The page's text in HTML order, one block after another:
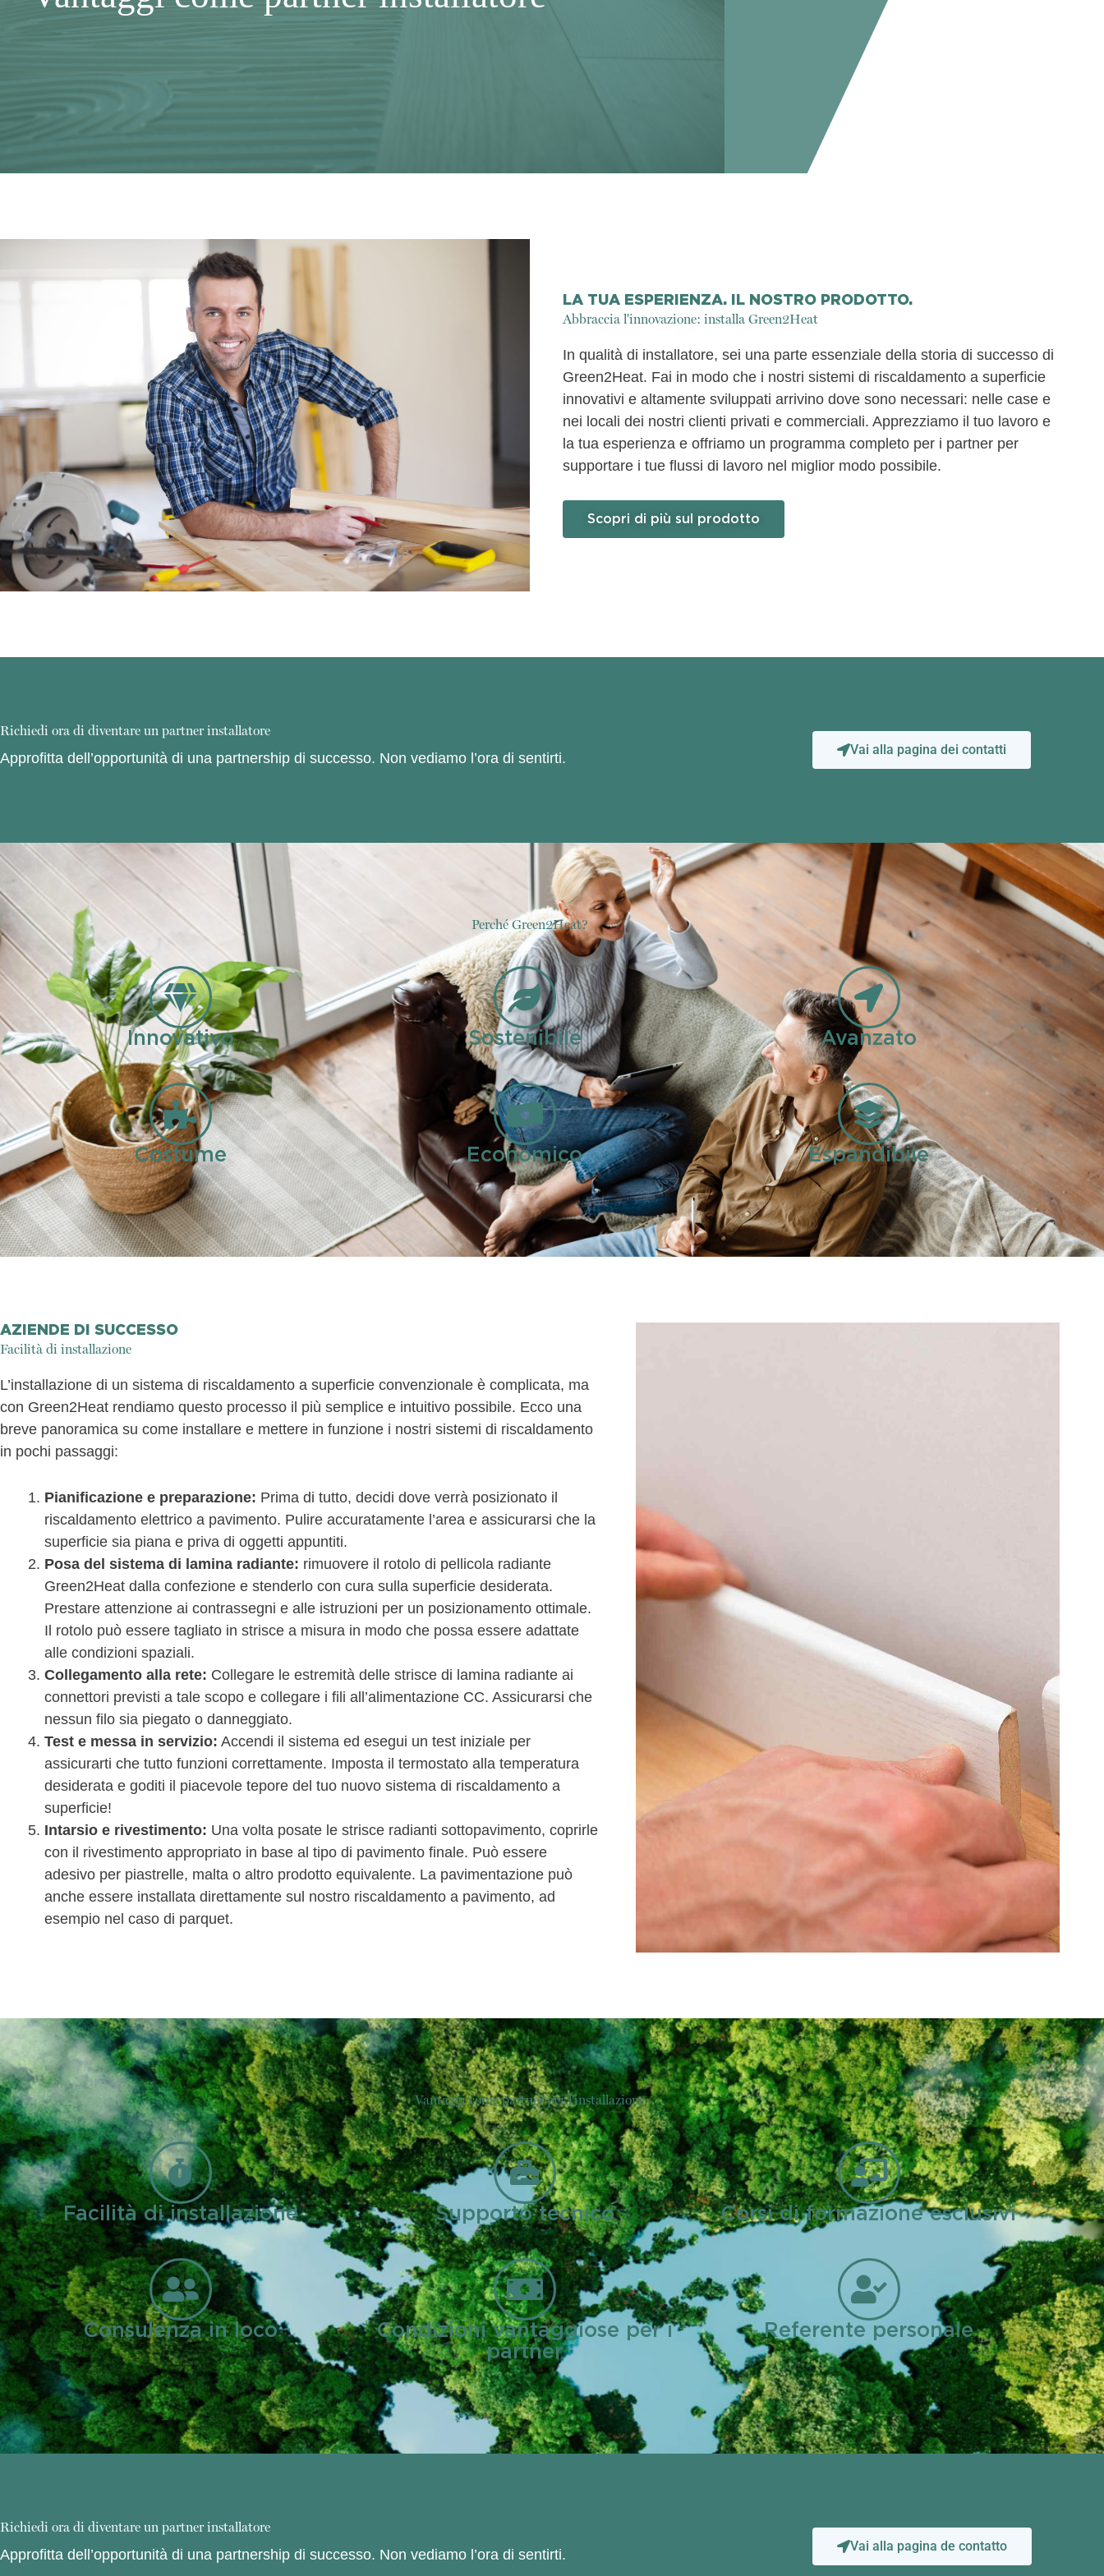
LA TUA ESPERIENZA. IL NOSTRO PRODOTTO.
Abbraccia l'innovazione: installa Green2Heat
In qualità di installatore, sei una parte essenziale della storia di successo di
Green2Heat. Fai in modo che i nostri sistemi di riscaldamento a superficie
innovativi e altamente sviluppati arrivino dove sono necessari: nelle case e
nei locali dei nostri clienti privati e commerciali. Apprezziamo il tuo lavoro e
la tua esperienza e offriamo un programma completo per i partner per
supportare i tue flussi di lavoro nel miglior modo possibile.
Scopri di più sul prodotto
Richiedi ora di diventare un partner installatore
Approfitta dell’opportunità di una partnership di successo. Non vediamo l’ora di sentirti.
Vai alla pagina dei contatti
Perché Green2Heat?
Innovativo Sostenibile Avanzato
Costume Economico Espandibile
AZIENDE DI SUCCESSO
Facilità di installazione
L’installazione di un sistema di riscaldamento a superficie convenzionale è complicata, ma
con Green2Heat rendiamo questo processo il più semplice e intuitivo possibile. Ecco una
breve panoramica su come installare e mettere in funzione i nostri sistemi di riscaldamento
in pochi passaggi:
Pianificazione e preparazione: Prima di tutto, decidi dove verrà posizionato il
riscaldamento elettrico a pavimento. Pulire accuratamente l’area e assicurarsi che la
superficie sia piana e priva di oggetti appuntiti.
Posa del sistema di lamina radiante: rimuovere il rotolo di pellicola radiante
Green2Heat dalla confezione e stenderlo con cura sulla superficie desiderata.
Prestare attenzione ai contrassegni e alle istruzioni per un posizionamento ottimale.
Il rotolo può essere tagliato in strisce a misura in modo che possa essere adattate
alle condizioni spaziali.
Collegamento alla rete: Collegare le estremità delle strisce di lamina radiante ai
connettori previsti a tale scopo e collegare i fili all’alimentazione CC. Assicurarsi che
nessun filo sia piegato o danneggiato.
Test e messa in servizio: Accendi il sistema ed esegui un test iniziale per
assicurarti che tutto funzioni correttamente. Imposta il termostato alla temperatura
desiderata e goditi il piacevole tepore del tuo nuovo sistema di riscaldamento a
superficie!
Intarsio e rivestimento: Una volta posate le strisce radianti sottopavimento, coprirle
con il rivestimento appropriato in base al tipo di pavimento finale. Può essere
adesivo per piastrelle, malta o altro prodotto equivalente. La pavimentazione può
anche essere installata direttamente sul nostro riscaldamento a pavimento, ad
esempio nel caso di parquet.
Vantaggi come partner per l'installazione
Facilità di installazione Supporto tecnico Corsi di formazione esclusivi
Consulenza in loco
Condizioni vantaggiose per i
partner
Referente personale
Richiedi ora di diventare un partner installatore
Approfitta dell’opportunità di una partnership di successo. Non vediamo l’ora di sentirti.
Vai alla pagina de contatto